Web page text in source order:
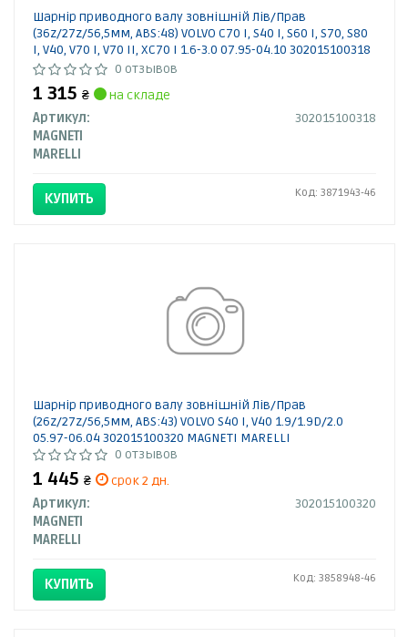
Шарнір приводного валу зовнішній Лів/Прав
(36z/27z/56,5мм, ABS:48) VOLVO C70 I, S40 I, S60 I, S70, S80
I, V40, V70 I, V70 II, XC70 I 1.6-3.0 07.95-04.10 302015100318
MAGNETI MARELLI0 отзывов
1 315 ₴
на складе
Артикул:
302015100318
MAGNETI
MARELLI
КУПИТЬ Код: 3871943-46
Шарнір приводного валу зовнішній Лів/Прав
(26z/27z/56,5мм, ABS:43) VOLVO S40 I, V40 1.9/1.9D/2.0
05.97-06.04 302015100320 MAGNETI MARELLI
0 отзывов
1 445 ₴
срок 2 дн.
Артикул:
302015100320
MAGNETI
MARELLI
КУПИТЬ Код: 3858948-46